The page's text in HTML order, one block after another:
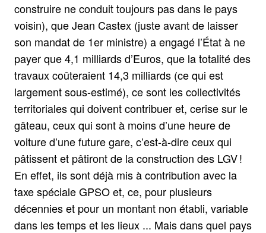
construire ne conduit toujours pas dans le pays
voisin), que Jean Castex (juste avant de laisser
son mandat de 1er ministre) a engagé l’État à ne
payer que 4,1 milliards d’Euros, que la totalité des
travaux coûteraient 14,3 milliards (ce qui est
largement sous-estimé), ce sont les collectivités
territoriales qui doivent contribuer et, cerise sur le
gâteau, ceux qui sont à moins d’une heure de
voiture d’une future gare, c’est-à-dire ceux qui
pâtissent et pâtiront de la construction des LGV !
En effet, ils sont déjà mis à contribution avec la
taxe spéciale GPSO et, ce, pour plusieurs
décennies et pour un montant non établi, variable
dans les temps et les lieux ... Mais dans quel pays